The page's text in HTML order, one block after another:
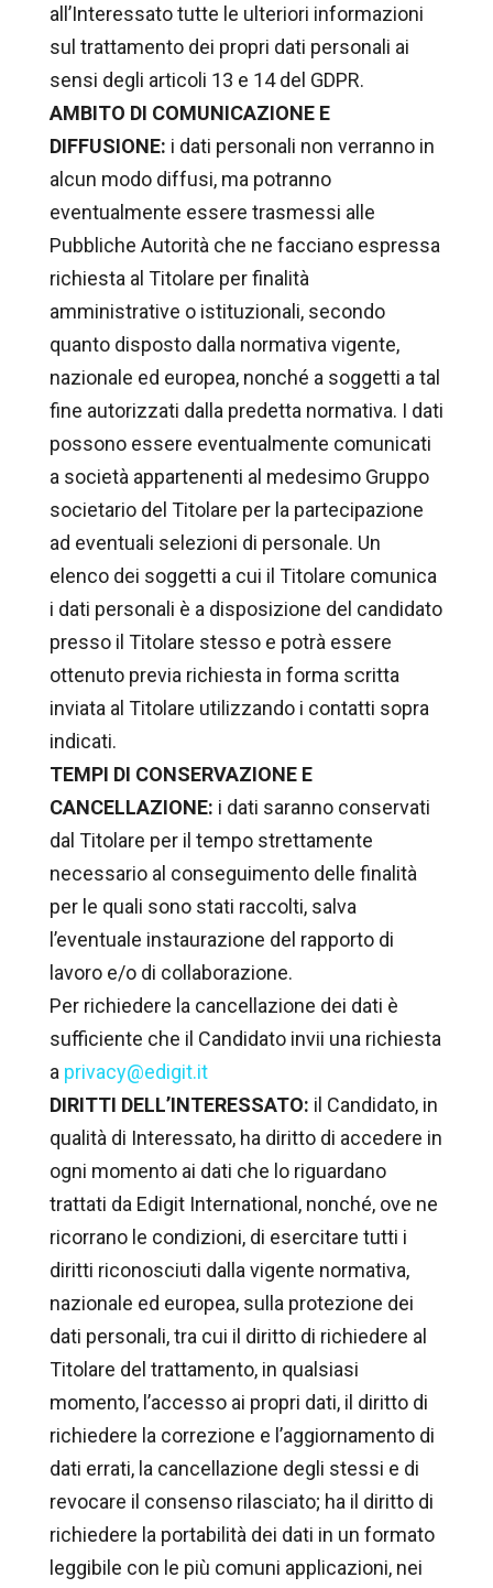
all’Interessato tutte le ulteriori informazioni
sul trattamento dei propri dati personali ai
sensi degli articoli 13 e 14 del GDPR.
AMBITO DI COMUNICAZIONE E
DIFFUSIONE: i dati personali non verranno in
alcun modo diffusi, ma potranno
eventualmente essere trasmessi alle
Pubbliche Autorità che ne facciano espressa
richiesta al Titolare per finalità
amministrative o istituzionali, secondo
quanto disposto dalla normativa vigente,
nazionale ed europea, nonché a soggetti a tal
fine autorizzati dalla predetta normativa. I dati
possono essere eventualmente comunicati
a società appartenenti al medesimo Gruppo
societario del Titolare per la partecipazione
ad eventuali selezioni di personale. Un
elenco dei soggetti a cui il Titolare comunica
i dati personali è a disposizione del candidato
presso il Titolare stesso e potrà essere
ottenuto previa richiesta in forma scritta
inviata al Titolare utilizzando i contatti sopra
indicati.
TEMPI DI CONSERVAZIONE E
CANCELLAZIONE: i dati saranno conservati
dal Titolare per il tempo strettamente
necessario al conseguimento delle finalità
per le quali sono stati raccolti, salva
l’eventuale instaurazione del rapporto di
lavoro e/o di collaborazione.
Per richiedere la cancellazione dei dati è
sufficiente che il Candidato invii una richiesta
a privacy@edigit.it
DIRITTI DELL’INTERESSATO: il Candidato, in
qualità di Interessato, ha diritto di accedere in
ogni momento ai dati che lo riguardano
trattati da Edigit International, nonché, ove ne
ricorrano le condizioni, di esercitare tutti i
diritti riconosciuti dalla vigente normativa,
nazionale ed europea, sulla protezione dei
dati personali, tra cui il diritto di richiedere al
Titolare del trattamento, in qualsiasi
momento, l’accesso ai propri dati, il diritto di
richiedere la correzione e l’aggiornamento di
dati errati, la cancellazione degli stessi e di
revocare il consenso rilasciato; ha il diritto di
richiedere la portabilità dei dati in un formato
leggibile con le più comuni applicazioni, nei